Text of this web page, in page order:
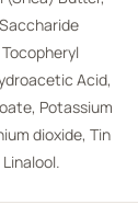
Acid,
Potassium
dioxide, Tin